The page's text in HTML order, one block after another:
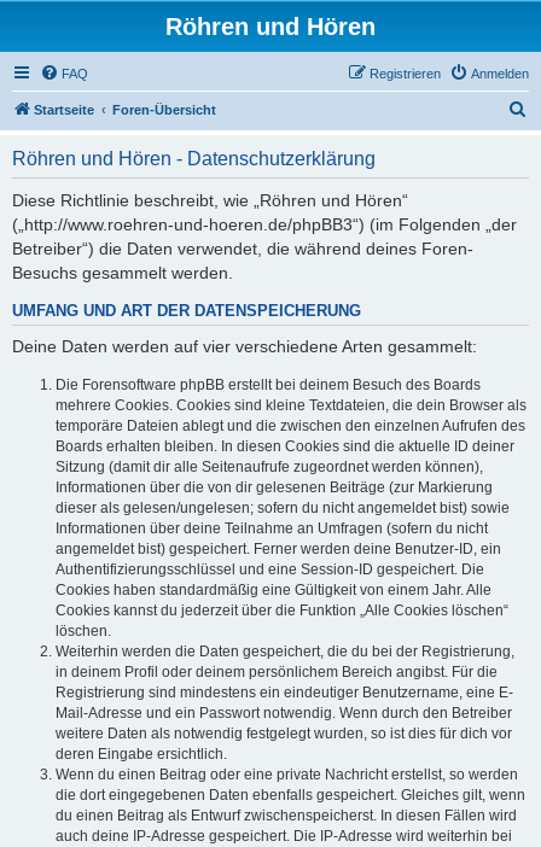
Röhren und Hören
FAQ Anmelden
Registrieren
Startseite Foren-Übersicht
Röhren und Hören - Datenschutzerklärung
Diese Richtlinie beschreibt, wie „Röhren und Hören“
(„http://www.roehren-und-hoeren.de/phpBB3“) (im Folgenden „der
Betreiber“) die Daten verwendet, die während deines Foren-
Besuchs gesammelt werden.
UMFANG UND ART DER DATENSPEICHERUNG
Deine Daten werden auf vier verschiedene Arten gesammelt:
Die Forensoftware phpBB erstellt bei deinem Besuch des Boards
mehrere Cookies. Cookies sind kleine Textdateien, die dein Browser als
temporäre Dateien ablegt und die zwischen den einzelnen Aufrufen des
Boards erhalten bleiben. In diesen Cookies sind die aktuelle ID deiner
Sitzung (damit dir alle Seitenaufrufe zugeordnet werden können),
Informationen über die von dir gelesenen Beiträge (zur Markierung
dieser als gelesen/ungelesen; sofern du nicht angemeldet bist) sowie
Informationen über deine Teilnahme an Umfragen (sofern du nicht
angemeldet bist) gespeichert. Ferner werden deine Benutzer-ID, ein
Authentifizierungsschlüssel und eine Session-ID gespeichert. Die
Cookies haben standardmäßig eine Gültigkeit von einem Jahr. Alle
Cookies kannst du jederzeit über die Funktion „Alle Cookies löschen“
löschen.
Weiterhin werden die Daten gespeichert, die du bei der Registrierung,
in deinem Profil oder deinem persönlichem Bereich angibst. Für die
Registrierung sind mindestens ein eindeutiger Benutzername, eine E-
Mail-Adresse und ein Passwort notwendig. Wenn durch den Betreiber
weitere Daten als notwendig festgelegt wurden, so ist dies für dich vor
deren Eingabe ersichtlich.
Wenn du einen Beitrag oder eine private Nachricht erstellst, so werden
die dort eingegebenen Daten ebenfalls gespeichert. Gleiches gilt, wenn
du einen Beitrag als Entwurf zwischenspeicherst. In diesen Fällen wird
auch deine IP-Adresse gespeichert. Die IP-Adresse wird weiterhin bei